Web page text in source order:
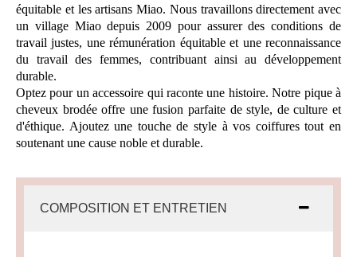
équitable et les artisans Miao. Nous travaillons directement avec
un village Miao depuis 2009 pour assurer des conditions de
travail justes, une rémunération équitable et une reconnaissance
du travail des femmes, contribuant ainsi au développement
durable.
Optez pour un accessoire qui raconte une histoire. Notre pique à
cheveux brodée offre une fusion parfaite de style, de culture et
d'éthique. Ajoutez une touche de style à vos coiffures tout en
soutenant une cause noble et durable.
COMPOSITION ET ENTRETIEN